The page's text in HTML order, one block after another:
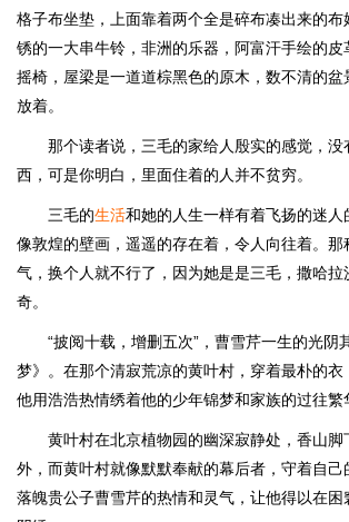
格子布坐垫，上面靠着两个全是碎布凑出来的布
锈的一大串牛铃，非洲的乐器，阿富汗手绘的皮
摇椅，屋梁是一道道棕黑色的原木，数不清的盆
放着。
那个读者说，三毛的家给人殷实的感觉，没
西，可是你明白，里面住着的人并不贫穷。
三毛的生活和她的人生一样有着飞扬的迷人
像敦煌的壁画，遥遥的存在着，令人向往着。那
气，换个人就不行了，因为她是是三毛，撒哈拉
奇。
“披阅十载，增删五次”，曹雪芹一生的光阴
梦》。在那个清寂荒凉的黄叶村，穿着最朴的衣
他用浩浩热情绣着他的少年锦梦和家族的过往繁
黄叶村在北京植物园的幽深寂静处，香山脚
外，而黄叶村就像默默奉献的幕后者，守着自己
落魄贵公子曹雪芹的热情和灵气，让他得以在困